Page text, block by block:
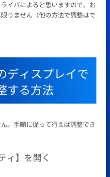
イバによると思いますので、お
りません（他の方法で調整はで
ディスプレイで
する方法
。手順に従って行えば調整でき
ィ】を開く